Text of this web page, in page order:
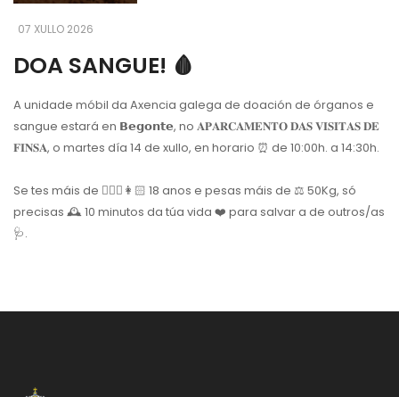
07 XULLO 2026
DOA SANGUE! 🩸
A unidade móbil da Axencia galega de doación de órganos e
sangue estará en 𝗕𝗲𝗴𝗼𝗻𝘁𝗲, no 𝐀𝐏𝐀𝐑𝐂𝐀𝐌𝐄𝐍𝐓𝐎 𝐃𝐀𝐒 𝐕𝐈𝐒𝐈𝐓𝐀𝐒 𝐃𝐄
𝐅𝐈𝐍𝐒𝐀, o martes día 14 de xullo, en horario ⏰ de 10:00h. a 14:30h.
Se tes máis de 👱🏼‍♂️👩🏻 18 anos e pesas máis de ⚖️ 50Kg, só
precisas 🕰 10 minutos da túa vida ❤️ para salvar a de outros/as
🩺.